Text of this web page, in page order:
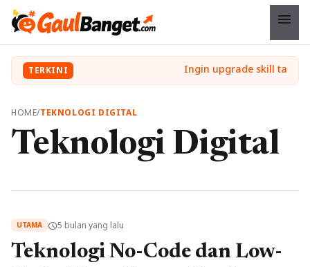
menu
TERKINI
HOME/TEKNOLOGI DIGITAL
Teknologi Digital
UTAMA schedule5 bulan yang lalu
Teknologi No-Code dan Low-